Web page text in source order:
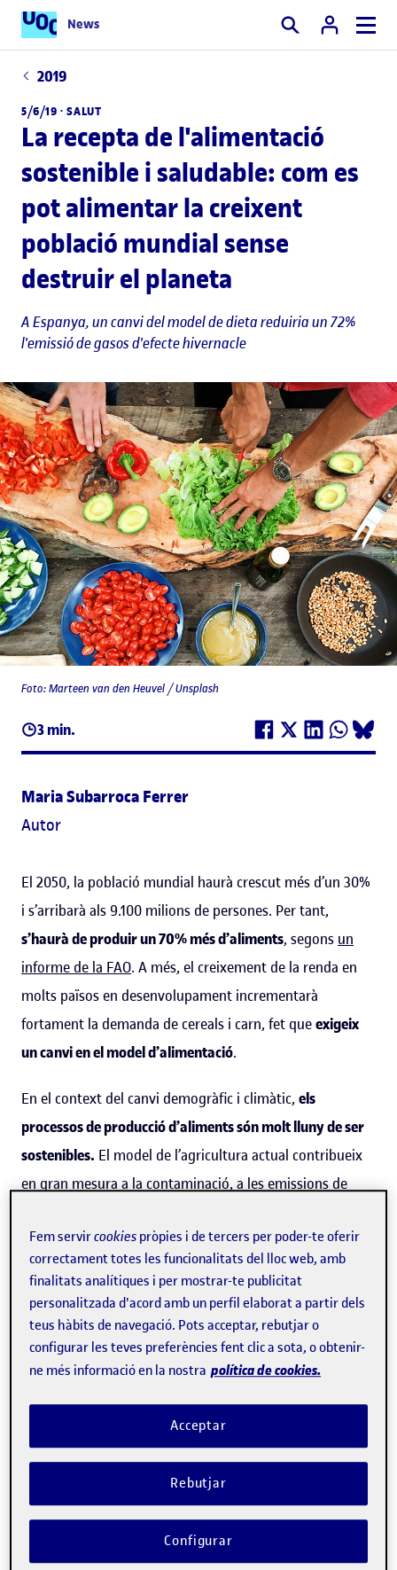
News Cercar
2019
5/6/19 ·SALUT
La recepta de l'alimentació
sostenible i saludable: com es
pot alimentar la creixent
població mundial sense
destruir el planeta
A Espanya, un canvi del model de dieta reduiria un 72%
l'emissió de gasos d'efecte hivernacle
3 min.
Foto: Marteen van den Heuvel / Unsplash
Maria Subarroca Ferrer
Autor
El 2050, la població mundial haurà crescut més d’un 30%
i s’arribarà als 9.100 milions de persones. Per tant,
s’haurà de produir un 70% més d’aliments, segons un
informe de la FAO. A més, el creixement de la renda en
molts països en desenvolupament incrementarà
fortament la demanda de cereals i carn, fet queexigeix
un canvi en el model d’alimentació.
En el context del canvi demogràfic i climàtic, els
processos de producció d’aliments són molt lluny de ser
sostenibles. El model de l’agricultura actual contribueix
en gran mesura a la contaminació, a les emissions de
pèrdua de biodiversitat, segons la FAO.
Com a resposta a aquesta necessitat global, sorgeix el
concepte d’alimentació sostenible i saludable (ASS)
«L’objectiu de les dietes sostenibles és abordar les
preocupacions creixents ambientals i de salut
relacionades amb la producció i el consum d’aliments»
, professora dels
Aquestes dietes han de promoure la producció i el
consum responsables. Anna Bach, que és investigadora
delgrup de recerca FoodLab,apunta elsfactors que hem
Fem servircookies pròpies i de tercers per poder-te oferir
correctament totes les funcionalitats del lloc web, amb
finalitats analítiques i per mostrar-te publicitat
personalitzada d'acord amb un perfil elaborat a partir dels
teus hàbits de navegació. Pots acceptar, rebutjar o
configurar les teves preferències fent clic a sota, o obtenir-
ne més informació en la nostra política de cookies.
Rebutjar
Acceptar
Configurar